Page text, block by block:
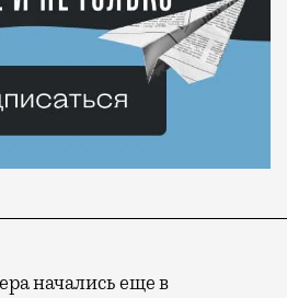
начались еще в